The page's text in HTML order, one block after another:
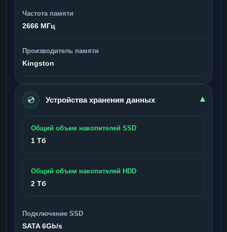
Частота памяти
2666 МГц
Производитель памяти
Kingston
💿 Устройства хранения данных ▾
Общий объем накопителей SSD
1 Тб
Общий объем накопителей HDD
2 Тб
Подключение SSD
SATA 6Gb/s